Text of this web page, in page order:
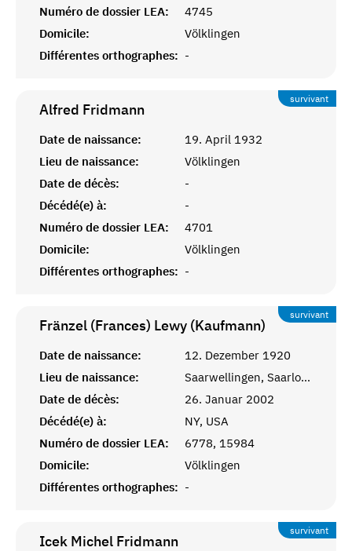
Numéro de dossier LEA:
4745
Domicile:
Völklingen
Différentes orthographes: -
survivant
Alfred Fridmann
Date de naissance:
19. April 1932
Lieu de naissance:
Völklingen
Date de décès:
-
Décédé(e) à:
-
Numéro de dossier LEA:
4701
Domicile:
Völklingen
Différentes orthographes: -
survivant
Fränzel (Frances) Lewy (Kaufmann)
Date de naissance:
12. Dezember 1920
Lieu de naissance:
Saarwellingen, Saarlouis
Date de décès:
26. Januar 2002
Décédé(e) à:
NY, USA
Numéro de dossier LEA:
6778, 15984
Domicile:
Völklingen
Différentes orthographes: -
survivant
Icek Michel Fridmann